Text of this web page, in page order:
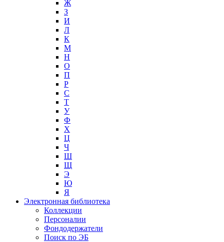
Ж
З
И
Л
К
М
Н
О
П
Р
С
Т
У
Ф
Х
Ц
Ч
Ш
Щ
Э
Ю
Я
Электронная библиотека
Коллекции
Персоналии
Фондодержатели
Поиск по ЭБ